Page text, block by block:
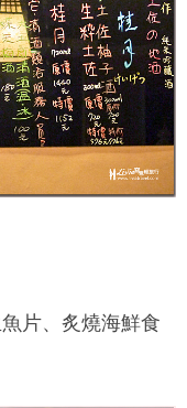
片、炙燒海鮮食